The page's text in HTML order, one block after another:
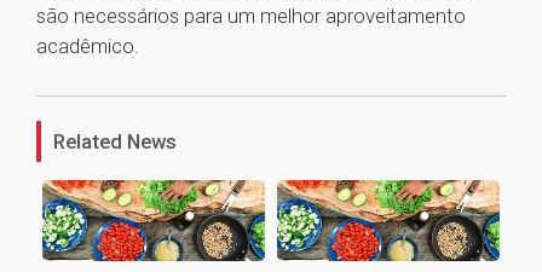
são necessários para um melhor aproveitamento
acadêmico.
Related News